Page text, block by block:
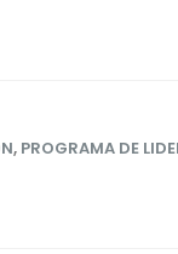
, PROGRAMA DE